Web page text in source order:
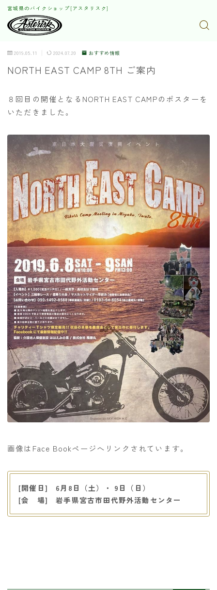
宮城県のバイクショップ[アスタリスク]
2019.05.11 2024.07.20 おすすめ情報
NORTH EAST CAMP 8TH ご案内
８回目の開催となるNORTH EAST CAMPのポスターを
いただきました。
画像はFace Bookページへリンクされています。
[開催日] 6月8日（土）・ 9日（日）
[会 場] 岩手県宮古市田代野外活動センター